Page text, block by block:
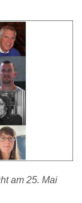
am 25. Mai